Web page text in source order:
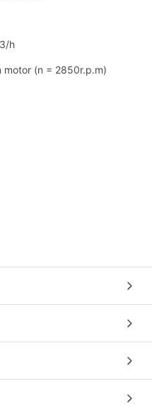
h
motor (n = 2850r.p.m)